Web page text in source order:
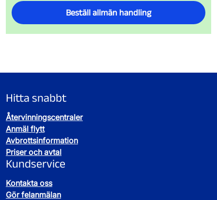
Beställ allmän handling
Hitta snabbt
Återvinningscentraler
Anmäl flytt
Avbrottsinformation
Priser och avtal
Kundservice
Kontakta oss
Gör felanmälan